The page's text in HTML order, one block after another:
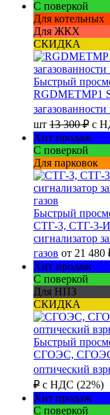
С поверкой
Для котельных
Для ЖКХ
СКИДКА
Быстрый
RGDMETMP1
шт 13 300 ₽ с
Хит продаж
С поверкой
Для парковок
Быстрый
СТГ-3, СТГ-3-И
сигнализатор
газов от 21 480
Хит продаж
С поверкой
Для НПЗ
СКИДКА
Быстрый
СГОЭС, СГОЭС-
оптический
₽ с НДС (22%)
Хит продаж
С поверкой